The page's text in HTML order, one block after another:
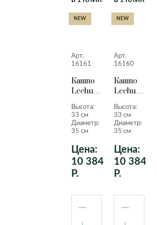
NEW
Арт.
16161
Кашпо
Lechuza
LS кофе
металлик
33 см.
Высота:
33 см
Диаметр:
35 см
Цена:
10 384
Р.
NEW
Арт.
16160
Кашпо
Lechuza
LS
белый
Высота:
33 см
Диаметр:
35 см
Цена:
10 384
Р.